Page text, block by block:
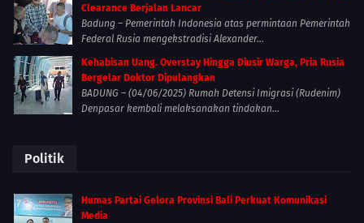
Clearance Berjalan Lancar
Badung – Pemerintah Indonesia atas permintaan Pemerintah
Federal Rusia mengekstradisi Alexander...
Kehabisan Uang. Overstay Hingga Diusir Warga, Pria Rusia
Bergelar Doktor Dipulangkan
BADUNG – (04/06/2025) Rumah Detensi Imigrasi (Rudenim)
Denpasar kembali melaksanakan tindakan...
Politik
Humas Partai Gelora Provinsi Bali Perkuat Komunikasi
Media